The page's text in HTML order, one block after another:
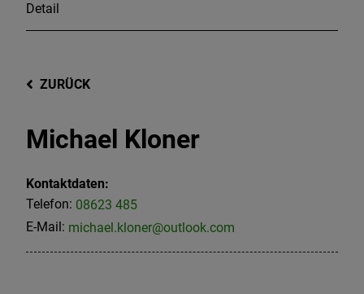
Detail
ZURÜCK
Michael Kloner
Kontaktdaten:
Telefon: 08623 485
E-Mail: michael.kloner@outlook.com